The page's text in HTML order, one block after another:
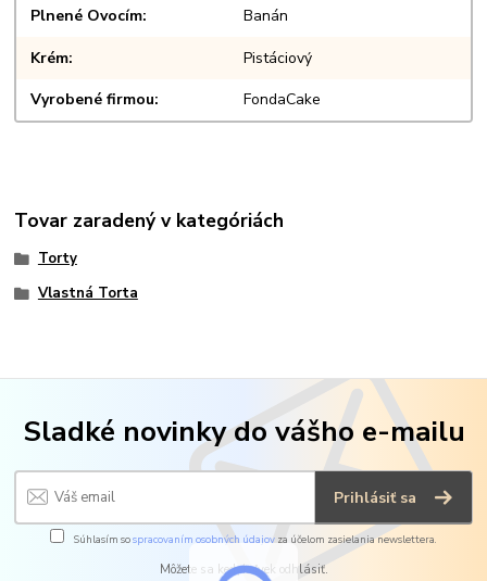
Plnené Ovocím Banán
Krém Pistáciový
Vyrobené firmou FondaCake
Tovar zaradený v kategóriách
Torty
Vlastná Torta
Sladké novinky do vášho e-mailu
Prihlásiť sa
Súhlasím sospracovaním osobných údajov za účelom zasielania newslettera.
Môžete sa kedykoľvek odhlásiť.